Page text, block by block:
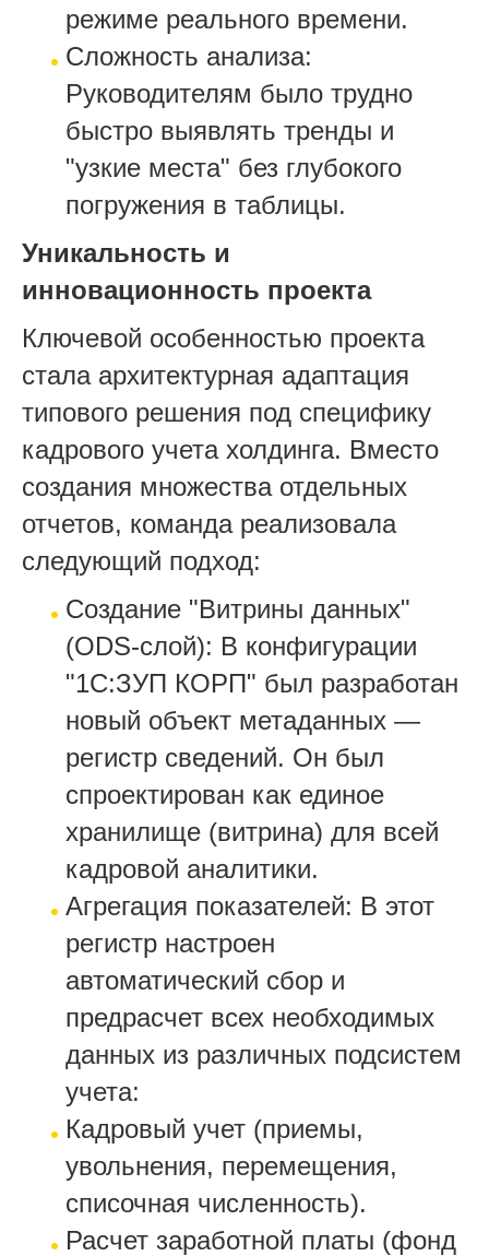
режиме реального времени.
Сложность анализа:
Руководителям было трудно
быстро выявлять тренды и
"узкие места" без глубокого
погружения в таблицы.
Уникальность и
инновационность проекта
Ключевой особенностью проекта
стала архитектурная адаптация
типового решения под специфику
кадрового учета холдинга. Вместо
создания множества отдельных
отчетов, команда реализовала
следующий подход:
Создание "Витрины данных"
(ODS-слой): В конфигурации
"1С:ЗУП КОРП" был разработан
новый объект метаданных —
регистр сведений. Он был
спроектирован как единое
хранилище (витрина) для всей
кадровой аналитики.
Агрегация показателей: В этот
регистр настроен
автоматический сбор и
предрасчет всех необходимых
данных из различных подсистем
учета:
Кадровый учет (приемы,
увольнения, перемещения,
списочная численность).
Расчет заработной платы (фонд